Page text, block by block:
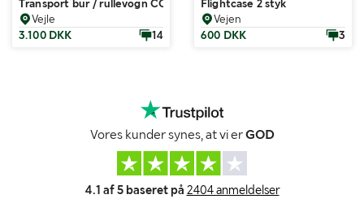
Transport bur / rullevogn CC container 25 styk
Vejle
3.100 DKK
14
Flightcase 2 styk
Vejen
600 DKK
3
Vores kunder synes, at vi erGOD
4.1 af 5 baseret på 2404 anmeldelser